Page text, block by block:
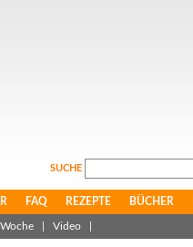
SUCHE
FAQ REZEPTE BÜCHER
Video